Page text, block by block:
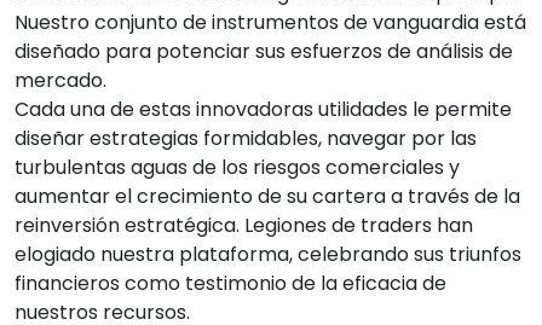
Nuestro conjunto de instrumentos de vanguardia está
diseñado para potenciar sus esfuerzos de análisis de
mercado.
Cada una de estas innovadoras utilidades le permite
diseñar estrategias formidables, navegar por las
turbulentas aguas de los riesgos comerciales y
aumentar el crecimiento de su cartera a través de la
reinversión estratégica. Legiones de traders han
elogiado nuestra plataforma, celebrando sus triunfos
financieros como testimonio de la eficacia de
nuestros recursos.